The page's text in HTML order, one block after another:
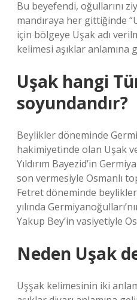
Bu beyefendi, oğullarını
mandıraya her gittiğinde
için bölgeye Uşak adı
kelimesi aşıklar anlamına
Uşak hangi
soyundandır?
Beylikler döneminde
hakimiyetinde olan Uşak
Yıldırım Bayezid’in
son vermesiyle Osmanlı
Fetret döneminde
yılında
Yakup Bey’in vasiyetiyle
Neden Uşak
Uşşak kelimesinin iki